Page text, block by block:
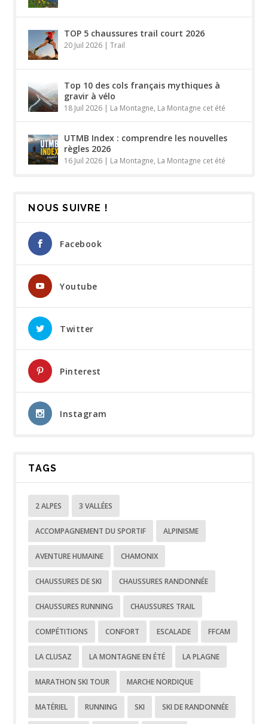
TOP 5 chaussures trail court 2026
20 Juil 2026 |Trail
Top 10 des cols français mythiques à
gravir à vélo
18 Juil 2026 | La Montagne, La Montagne cet été
UTMB Index : comprendre les nouvelles
règles 2026
16 Juil 2026 | La Montagne, La Montagne cet été
NOUS SUIVRE !
Facebook
Youtube
Twitter
Pinterest
Instagram
TAGS
2 ALPES 3 VALLÉES
ACCOMPAGNEMENT DU SPORTIF ALPINISME
AVENTURE HUMAINE CHAMONIX
CHAUSSURES DE SKI CHAUSSURES RANDONNÉE
CHAUSSURES RUNNING CHAUSSURES TRAIL
COMPÉTITIONS CONFORT ESCALADE FFCAM
LA CLUSAZ LA MONTAGNE EN ÉTÉ LA PLAGNE
MARATHON SKI TOUR MARCHE NORDIQUE
MATÉRIEL RUNNING SKI SKI DE RANDONNÉE